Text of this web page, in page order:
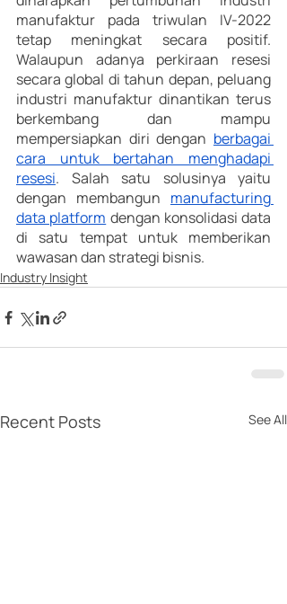
manufaktur pada triwulan IV-2022
tetap meningkat secara positif.
Walaupun adanya perkiraan resesi
secara global di tahun depan, peluang
industri manufaktur dinantikan terus
berkembang dan mampu
mempersiapkan diri dengan berbagai
cara untuk bertahan menghadapi
resesi. Salah satu solusinya yaitu
dengan membangun manufacturing
data platform dengan konsolidasi data
di satu tempat untuk memberikan
wawasan dan strategi bisnis.
Industry Insight
Recent Posts See All